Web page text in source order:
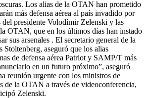
Los alias de la OTAN han prometido
más defensa aérea al país invadido por
del presidente Volodímir Zelenski y las
OTAN, que en los últimos días han instado
sus arsenales . El secretario general de la
Stoltenberg, aseguró que los alias
de defensa aérea Patriot y SAMP/T más
en un futuro próximo”, aseguró
reunión urgente con los ministros de
de la OTAN a través de videoconferencia,
Zelenski.